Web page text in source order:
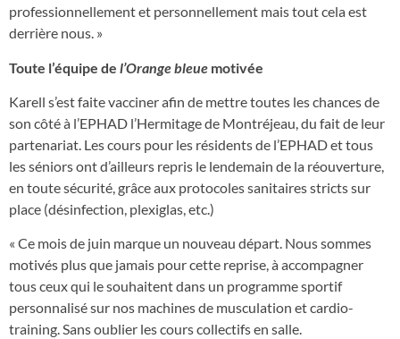
professionnellement et personnellement mais tout cela est
derrière nous. »
Toute l’équipe de l’Orange bleue motivée
Karell s’est faite vacciner afin de mettre toutes les chances de
son côté à l’EPHAD l’Hermitage de Montréjeau, du fait de leur
partenariat. Les cours pour les résidents de l’EPHAD et tous
les séniors ont d’ailleurs repris le lendemain de la réouverture,
en toute sécurité, grâce aux protocoles sanitaires stricts sur
place (désinfection, plexiglas, etc.)
« Ce mois de juin marque un nouveau départ. Nous sommes
motivés plus que jamais pour cette reprise, à accompagner
tous ceux qui le souhaitent dans un programme sportif
personnalisé sur nos machines de musculation et cardio-
training. Sans oublier les cours collectifs en salle.